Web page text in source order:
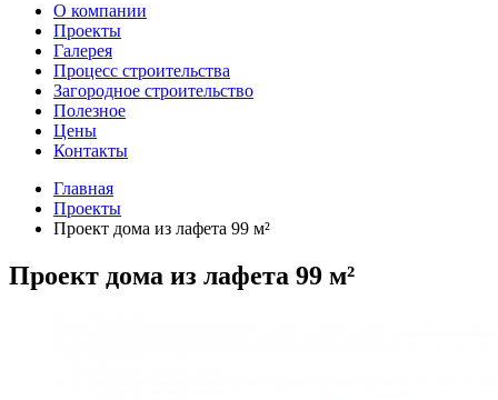
О компании
Проекты
Галерея
Процесс строительства
Загородное строительство
Полезное
Цены
Контакты
Главная
Проекты
Проект дома из лафета 99 м²
Проект дома из лафета 99 м²